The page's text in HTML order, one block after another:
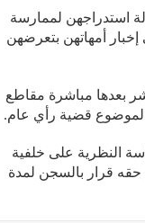
استدراجهن لممارسة
بعد إقدام 4 التلميذات على إخبار أمهاتهن بتعرضهن
بعدها مباشرة مقاطع
قضية رأي عام.
النظرية على خلفية
حقه قرار بالسجن لمدة